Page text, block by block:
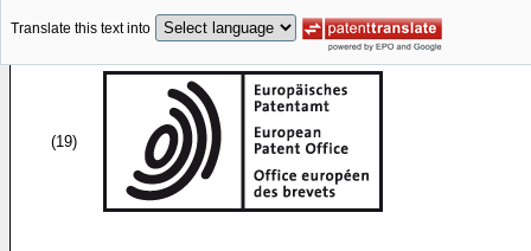
Translate this text into
(19)